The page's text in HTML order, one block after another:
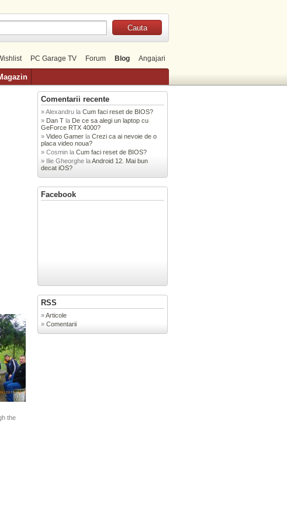
PC Garage TV Forum Blog Angajari
the
Comentarii recente
Alexandru la Cum faci reset de BIOS?
Dan T la De ce sa alegi un laptop cu
GeForce RTX 4000?
Video Gamer la Crezi ca ai nevoie de o
placa video noua?
Cosmin la Cum faci reset de BIOS?
Ilie Gheorghe laAndroid 12. Mai bun
decat iOS?
Facebook
RSS
Articole
Comentarii